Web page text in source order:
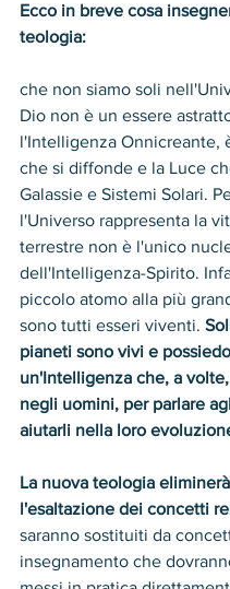
Ecco in breve cosa
teologia:
che non siamo soli
Dio non è un essere
l'Intelligenza Onnicreante,
che si diffonde e la Luce
Galassie e Sistemi Solari.
l'Universo rappresenta la
terrestre non è l'unico
dell'Intelligenza-Spirito.
piccolo atomo alla più
sono tutti esseri viventi.
pianeti sono vivi e
un'Intelligenza che, a
negli uomini, per parlare
aiutarli nella loro
La nuova teologia
l'esaltazione dei concetti
saranno sostituiti da
insegnamento che